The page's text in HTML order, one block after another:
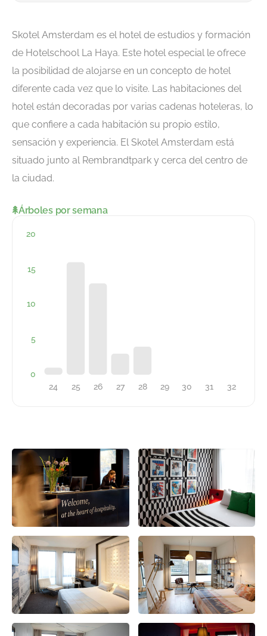
Skotel Amsterdam es el hotel de estudios y formación
de Hotelschool La Haya. Este hotel especial le ofrece
la posibilidad de alojarse en un concepto de hotel
diferente cada vez que lo visite. Las habitaciones del
hotel están decoradas por varias cadenas hoteleras, lo
que confiere a cada habitación su propio estilo,
sensación y experiencia. El Skotel Amsterdam está
situado junto al Rembrandtpark y cerca del centro de
la ciudad.
Árboles por semana